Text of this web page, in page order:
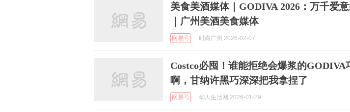
美食美酒媒体｜GODIVA 2026：万千爱
｜广州美酒美食媒体
网易号 时尚广州 2026-02-07
Costco必囤！谁能拒绝会爆浆的GODIVA
啊，甘纳许黑巧深深把我拿捏了
网易号 华人生活网 2026-01-29